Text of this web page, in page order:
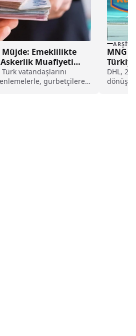
Emeklilikte
Askerlik Muafiyeti
vatandaşlarını
gurbetçilere
ARŞIV
MNG
DHL,